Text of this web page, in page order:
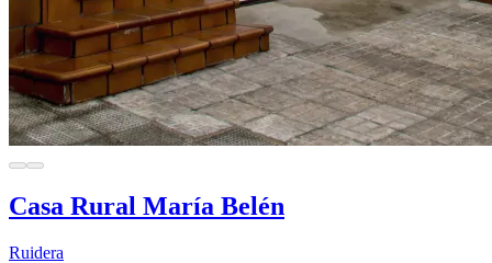
Casa Rural María Belén
Ruidera